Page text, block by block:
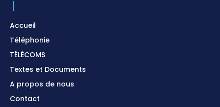
Accueil
Téléphonie
TÉLÉCOMS
Textes et Documents
A propos de nous
Contact